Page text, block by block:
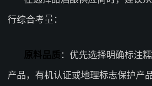
行综合考量：
原料品质：优先选择明确标注
产品，有机认证或地理标志保护产